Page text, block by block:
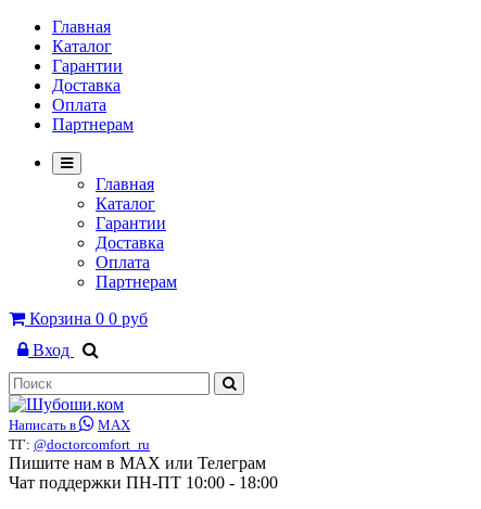
Главная
Каталог
Гарантии
Доставка
Оплата
Партнерам
Главная
Каталог
Гарантии
Доставка
Оплата
Партнерам
Корзина 0 0 руб
Вход
Написать в
MAX
ТГ: @doctorcomfort_ru
Пишите нам в MAX или Телеграм
Чат поддержки ПН-ПТ 10:00 - 18:00